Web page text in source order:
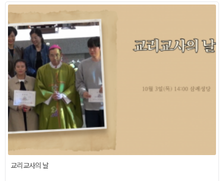
교리교사의 날